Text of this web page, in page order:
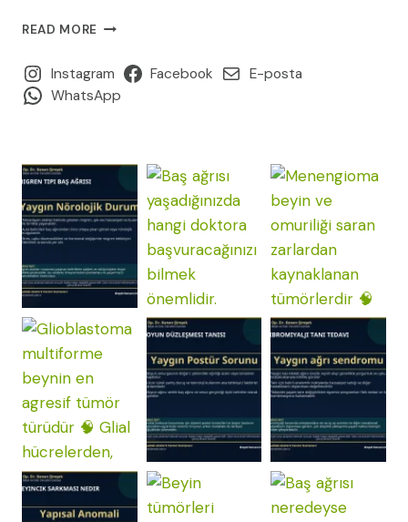
READ MORE FITIK
SONRASI
BACAK
AĞRISI
Instagram Facebook
E-posta
WhatsApp